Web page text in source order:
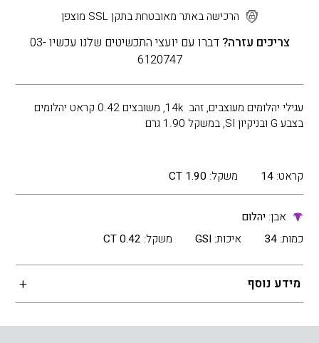
הרכישה באתר מאובטחת בתקן SSL מוצפן
צריכים עזרה?
דברו עם יועצי התכשיטים שלנו עכשיו 03-
6120747
עגילי יהלומים מעוצבים, זהב 14k, משובצים 0.42 קראט יהלומים
בצבע G ובניקיון SI, במשקל 1.90 גרם
קראט: 14 משקל: 1.90 CT
אבן:יהלום
כמות: 34 איכות: GSI משקל: 0.42 CT
מידע נוסף